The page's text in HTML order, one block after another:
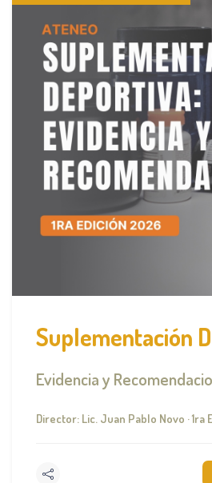
Suplementación
Evidencia y
Director: Lic. Juan Pablo Novo · 1ra